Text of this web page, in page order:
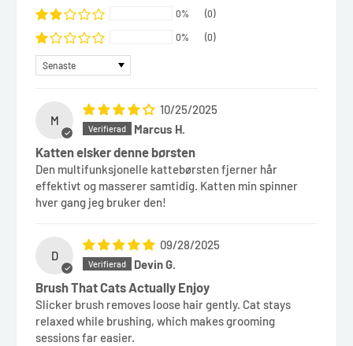
0% (0)
0% (0)
Sort by
M
10/25/2025
Marcus H.
Katten elsker denne børsten
Den multifunksjonelle kattebørsten fjerner hår
effektivt og masserer samtidig. Katten min spinner
hver gang jeg bruker den!
D
09/28/2025
Devin G.
Brush That Cats Actually Enjoy
Slicker brush removes loose hair gently. Cat stays
relaxed while brushing, which makes grooming
sessions far easier.